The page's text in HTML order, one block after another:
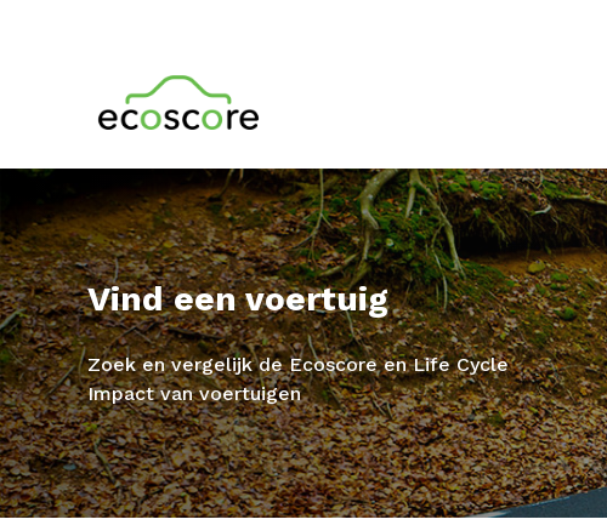
Vind een voertuig
Zoek en vergelijk de Ecoscore en Life Cycle
Impact van voertuigen